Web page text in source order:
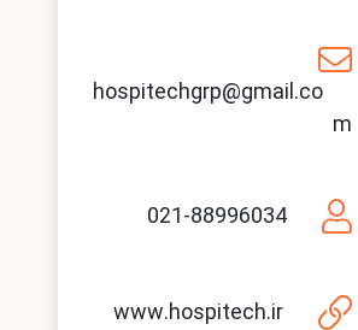
hospitechgrp@gmail.co
m
021-88996034
www.hospitech.ir